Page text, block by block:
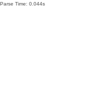
Parse Time: 0.044s